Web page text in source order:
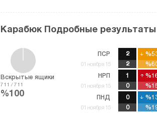
Карабюк Подробные
Вскрытые ящики
711 / 711
%100
ПСР
НРП
ПНД
2
1
0
01 ноября 15
01 ноября 15
01 ноября 15
2
0